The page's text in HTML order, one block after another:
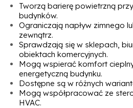
Tworzą barierę powietrzną
budynków.
Ograniczają napływ zimnego
zewnątrz.
Sprawdzają się w sklepach,
obiektach komercyjnych.
Mogą wspierać komfort
energetyczną budynku.
Dostępne są w różnych
Mogą współpracować ze
HVAC.